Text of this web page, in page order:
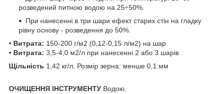
розведений питною водою на 25÷50%.
При нанесенні в три шари ефект старих стін на гладку
рівну основу - розведення до 50%.
• Витрата: 150-200 г/м2 (0,12-0,15 л/м2) на шар
• Витрата: 3,5-4,0 м2/л при нанесенні 2 або 3 шарів
Щільність 1,42 кг/л. Розмір зерна: менше 0,1 мм
ОЧИЩЕННЯ ІНСТРУМЕНТУ Водою.